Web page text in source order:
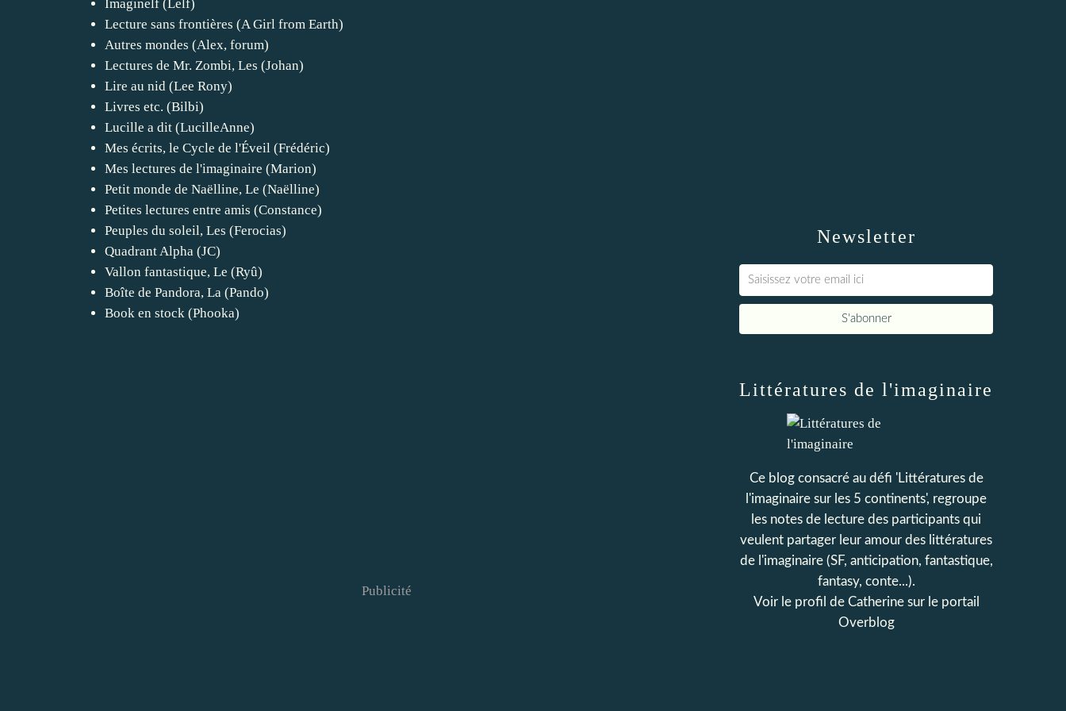
Imaginelf (Lelf)
Lecture sans frontières (A Girl from Earth)
Autres mondes (Alex, forum)
Lectures de Mr. Zombi, Les (Johan)
Lire au nid (Lee Rony)
Livres etc. (Bilbi)
Lucille a dit (LucilleAnne)
Mes écrits, le Cycle de l'Éveil (Frédéric)
Mes lectures de l'imaginaire (Marion)
Petit monde de Naëlline, Le (Naëlline)
Petites lectures entre amis (Constance)
Peuples du soleil, Les (Ferocias)
Quadrant Alpha (JC)
Vallon fantastique, Le (Ryû)
Boîte de Pandora, La (Pando)
Book en stock (Phooka)
Publicité
Newsletter
Littératures de l'imaginaire
Ce blog consacré au défi 'Littératures de
l'imaginaire sur les 5 continents', regroupe
les notes de lecture des participants qui
veulent partager leur amour des littératures
de l'imaginaire (SF, anticipation, fantastique,
fantasy, conte...).
Voir le profil de Catherinesur le portail
Overblog